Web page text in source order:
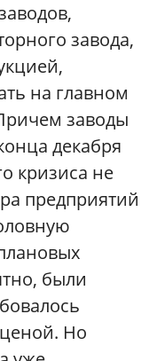
завода,
на главном
заводы
декабря
кризиса не
предприятий
были
Но